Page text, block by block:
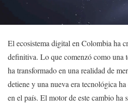
El ecosistema digital en Colombia ha
definitiva. Lo que comenzó como una
ha transformado en una realidad de
detiene y una nueva era tecnológica
en el país. El motor de este cambio ha